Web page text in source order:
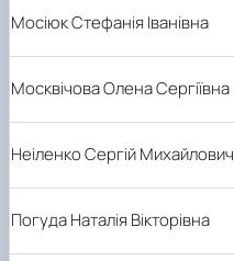
Мосіюк Стефанія Іванівна
Москвічова Олена Сергіївна
Неіленко Сергій Михайлович
Погуда Наталія Вікторівна